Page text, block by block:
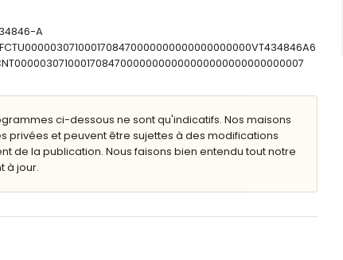
160cm)
90cm)
90cm)
simple, combinaison baignoire/douche et toilette
et toilette
mobilier de jardin avec transats
A
ci-dessous ne sont qu'indicatifs. Nos maisons
privées et peuvent être sujettes à des modifications
de la publication. Nous faisons bien entendu tout notre
à jour.